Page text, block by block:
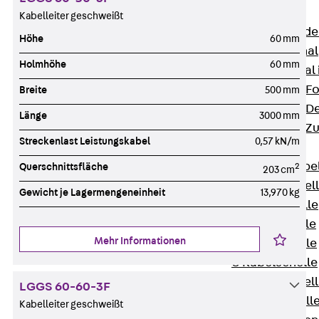
Zurück
BK Bodenkanal
KLK
Bodenkanal-
Bodenkanal-
Bodenkanal-
Kabelschellen
Zurück
AC
H Kabelschelle
S Kabelschelle
B Kabelschelle
U Kabelschelle
RU
W
Kabelleiter geschweißt
Höhe 60 mm
Holmhöhe 60 mm
Breite 500 mm
Länge 3000 mm
Streckenlast Leistungskabel 0,57 kN/m
Querschnittsfläche 203 cm2
Gewicht je Lagermengeneinheit 13,970 kg
Mehr Informationen
LGGS 60-60-3F
Kabelleiter geschweißt